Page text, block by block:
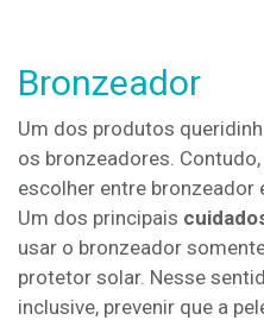
Bronzeador
Um dos produtos
os bronzeadores.
escolher entre bronzeador
Um dos principais
usar o bronzeador
protetor solar. Nesse
inclusive, prevenir que a